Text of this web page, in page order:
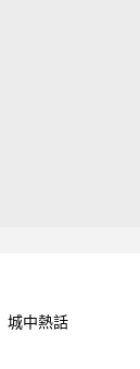
城中熱話